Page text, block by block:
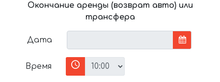
Окончание аренды (возврат авто) или
трансфера
Дата
Время